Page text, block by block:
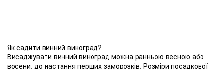
Як садити винний виноград?
Висаджувати винний виноград можна ранньою весною або
восени, до настання перших заморозків. Розміри посадкової